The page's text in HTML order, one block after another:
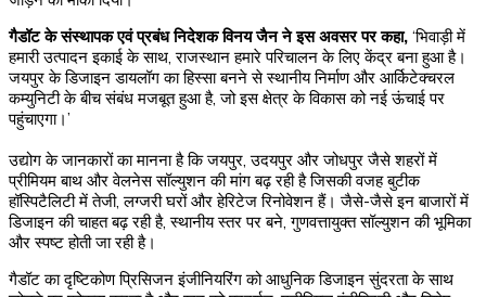
गैडॉट के संस्थापक एवं प्रबंध निदेशक विनय जैन ने इस अवसर पर कहा, ‘भिवाड़ी में
हमारी उत्पादन इकाई के साथ, राजस्थान हमारे परिचालन के लिए केंद्र बना हुआ है।
जयपुर के डिजाइन डायलॉग का हिस्सा बनने से स्थानीय निर्माण और आर्किटेक्चरल
कम्युनिटी के बीच संबंध मजबूत हुआ है, जो इस क्षेत्र के विकास को नई ऊंचाई पर
पहुंचाएगा।’
उद्योग के जानकारों का मानना है कि जयपुर, उदयपुर और जोधपुर जैसे शहरों में
प्रीमियम बाथ और वेलनेस सॉल्युशन की मांग बढ़ रही है जिसकी वजह बुटीक
हॉस्पिटैलिटी में तेजी, लग्जरी घरों और हेरिटेज रिनोवेशन हैं। जैसे-जैसे इन बाजारों में
डिजाइन की चाहत बढ़ रही है, स्थानीय स्तर पर बने, गुणवत्तायुक्त सॉल्युशन की भूमिका
और स्पष्ट होती जा रही है।
गैडॉट का दृष्टिकोण प्रिसिजन इंजीनियरिंग को आधुनिक डिजाइन सुंदरता के साथ